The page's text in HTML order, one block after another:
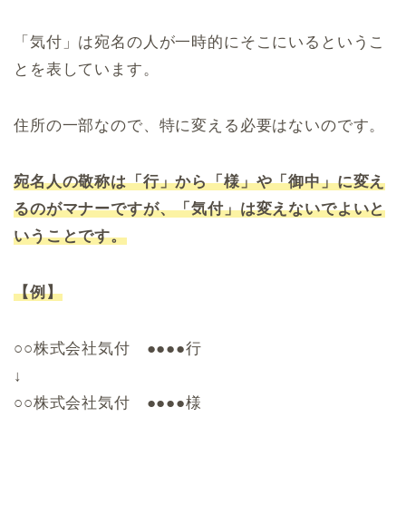
「気付」は宛名の人が一時的にそこにいるというこ
とを表しています。
住所の一部なので、特に変える必要はないのです。
宛名人の敬称は「行」から「様」や「御中」に変え
るのがマナーですが、「気付」は変えないでよいと
いうことです。
【例】
○○株式会社気付 ●●●●行
↓
○○株式会社気付 ●●●●様